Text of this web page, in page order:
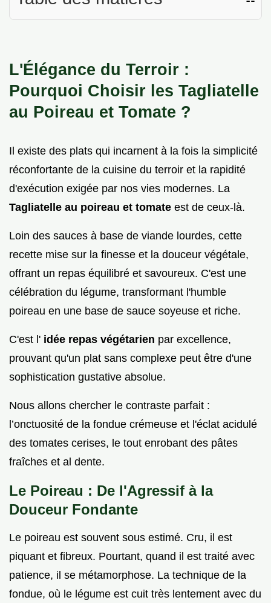
L'Élégance du Terroir :
Pourquoi Choisir les Tagliatelle
au Poireau et Tomate ?
Il existe des plats qui incarnent à la fois la simplicité
réconfortante de la cuisine du terroir et la rapidité
d'exécution exigée par nos vies modernes. La
Tagliatelle au poireau et tomate est de ceux-là.
Loin des sauces à base de viande lourdes, cette
recette mise sur la finesse et la douceur végétale,
offrant un repas équilibré et savoureux. C'est une
célébration du légume, transformant l'humble
poireau en une base de sauce soyeuse et riche.
C'est l' idée repas végétarien par excellence,
prouvant qu'un plat sans complexe peut être d'une
sophistication gustative absolue.
Nous allons chercher le contraste parfait :
l’onctuosité de la fondue crémeuse et l'éclat acidulé
des tomates cerises, le tout enrobant des pâtes
fraîches et al dente.
Le Poireau : De l'Agressif à la
Douceur Fondante
Le poireau est souvent sous estimé. Cru, il est
piquant et fibreux. Pourtant, quand il est traité avec
patience, il se métamorphose. La technique de la
fondue, où le légume est cuit très lentement avec du